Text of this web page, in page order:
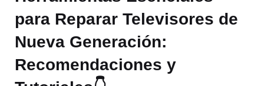
para Reparar Televisores de
Nueva Generación:
Recomendaciones y